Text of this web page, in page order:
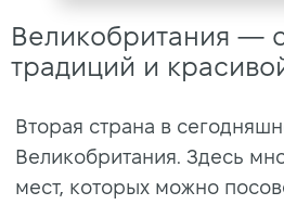
Великобритания —
традиций и
Вторая страна в
Великобритания. Здесь
мест, которых можно